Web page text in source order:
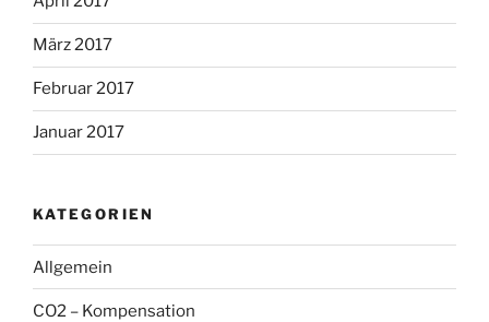
März 2017
Februar 2017
Januar 2017
KATEGORIEN
Allgemein
CO2 – Kompensation